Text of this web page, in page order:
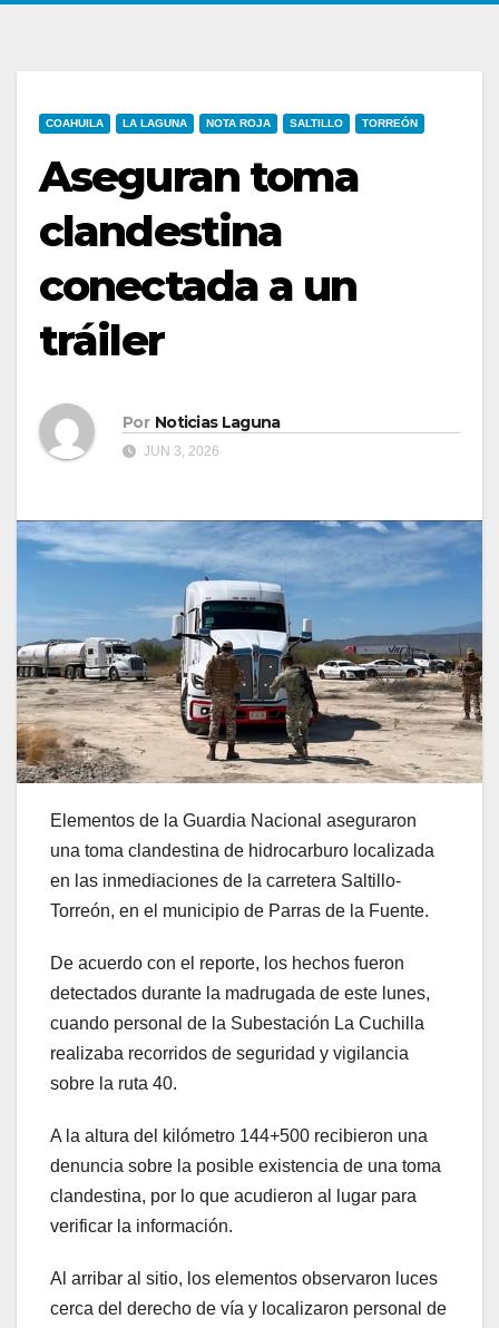
COAHUILA LA LAGUNA NOTA ROJA SALTILLO TORREÓN
Aseguran toma
clandestina
conectada a un
tráiler
Por Noticias Laguna
JUN 3, 2026
Elementos de la Guardia Nacional aseguraron
una toma clandestina de hidrocarburo localizada
en las inmediaciones de la carretera Saltillo-
Torreón, en el municipio de Parras de la Fuente.
De acuerdo con el reporte, los hechos fueron
detectados durante la madrugada de este lunes,
cuando personal de la Subestación La Cuchilla
realizaba recorridos de seguridad y vigilancia
sobre la ruta 40.
A la altura del kilómetro 144+500 recibieron una
denuncia sobre la posible existencia de una toma
clandestina, por lo que acudieron al lugar para
verificar la información.
Al arribar al sitio, los elementos observaron luces
cerca del derecho de vía y localizaron personal de